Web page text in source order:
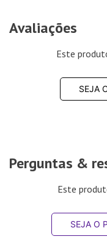
Avaliações
Este
SEJA
Perguntas &
Este
SEJA O